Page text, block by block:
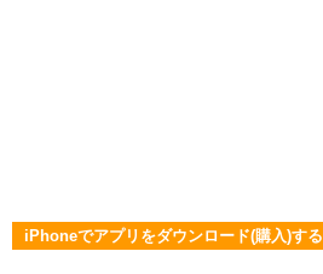
iPhoneでアプリをダウンロード(購入)する